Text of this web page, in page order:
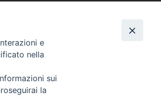
Copyright © Arcidiocesi di Brindisi – Ostuni
e
nella
sui
la